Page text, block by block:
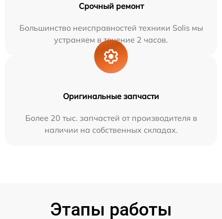
Срочный ремонт
Большинство неисправностей техники Solis мы
устраняем в течение 2 часов.
Оригинальные запчасти
Более 20 тыс. запчастей от производителя в
наличии на собственных складах.
Этапы работы